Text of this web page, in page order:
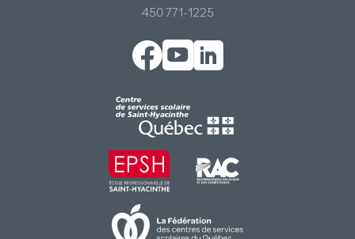
450 771-1225
Facebook
YouTube
LinkedIn